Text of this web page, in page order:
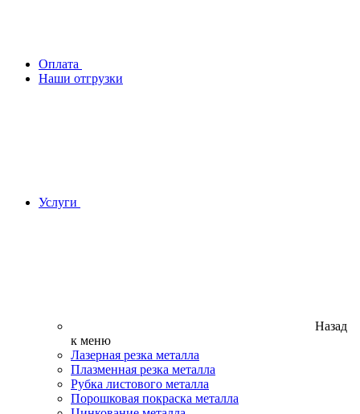
Оплата
Наши отгрузки
Услуги
Назад
к меню
Лазерная резка металла
Плазменная резка металла
Рубка листового металла
Порошковая покраска металла